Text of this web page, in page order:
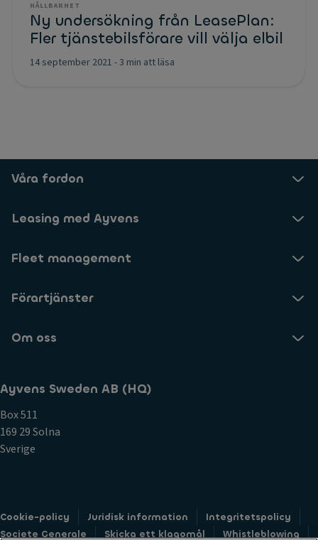
HÅLLBARHET
Ny undersökning från LeasePlan:
Fler tjänstebilsförare vill välja elbil
14 september 2021 -3 min att läsa
Våra fordon
Leasing med Ayvens
Fleet management
Förartjänster
Om oss
Ayvens Sweden AB (HQ)
Box 511
169 29 Solna
Sverige
Cookie-policy Juridisk information
Integritetspolicy
Societe Generale
Skicka ett klagomål Whistleblowing